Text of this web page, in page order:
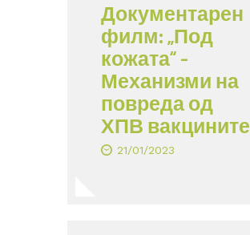
Документарен
филм: „Под
кожата“ –
Механизми на
повреда од
ХПВ вакцините
21/01/2023